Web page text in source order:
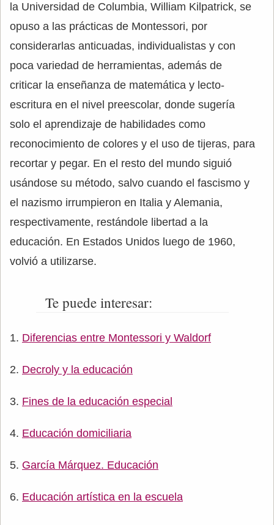
la Universidad de Columbia, William Kilpatrick, se
opuso a las prácticas de Montessori, por
considerarlas anticuadas, individualistas y con
poca variedad de herramientas, además de
criticar la enseñanza de matemática y lecto-
escritura en el nivel preescolar, donde sugería
solo el aprendizaje de habilidades como
reconocimiento de colores y el uso de tijeras, para
recortar y pegar. En el resto del mundo siguió
usándose su método, salvo cuando el fascismo y
el nazismo irrumpieron en Italia y Alemania,
respectivamente, restándole libertad a la
educación. En Estados Unidos luego de 1960,
volvió a utilizarse.
Te puede interesar:
Diferencias entre Montessori y Waldorf
Decroly y la educación
Fines de la educación especial
Educación domiciliaria
García Márquez. Educación
Educación artística en la escuela